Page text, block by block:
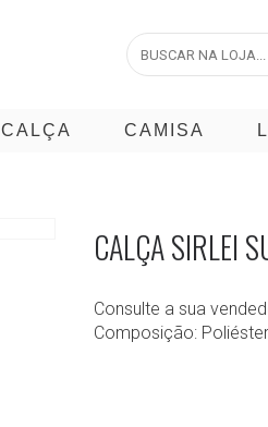
CALÇA CAMISA
CALÇA SIRLEI
Consulte a sua
Composição: